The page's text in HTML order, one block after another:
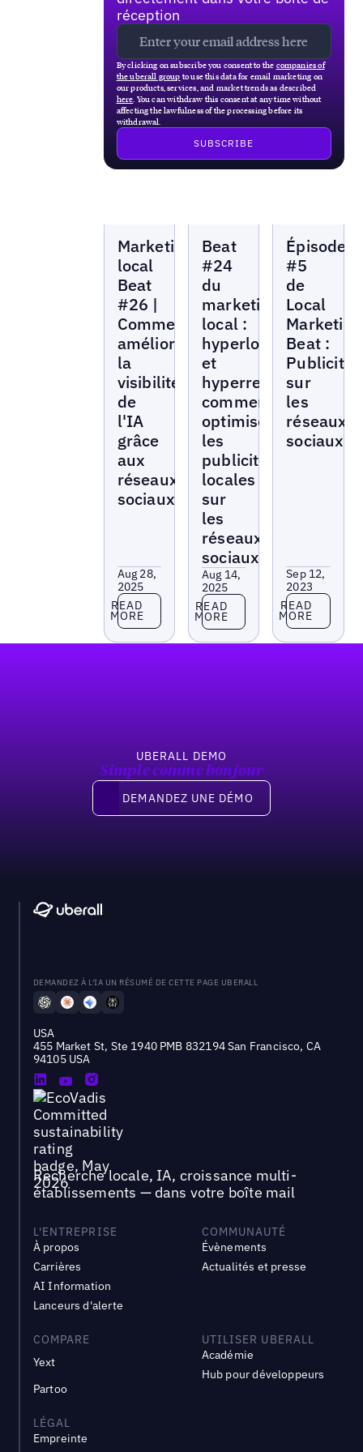
réception
By clicking on subscribe you consent to the companies of
the uberall group to use this data for email marketing on
our products, services, and market trends as described
here . You can withdraw this consent at any time without
affecting the lawfulness of the processing before its
withdrawal.
Marketing
Beat
Marketing
local
Beat
#26 |
Comment
améliorer
la
visibilité
de
l'IA
grâce
aux
réseaux
sociaux
Aug 28,
2025
Read more
READ
MORE
Marketing
Beat
Beat
#24
du
marketing
local :
hyperlocal
et
hyperrentable :
comment
optimiser
les
publicités
locales
sur
les
réseaux
sociaux
Aug 14,
2025
Read more
READ
MORE
Marketing
Beat
Épisode
#5
de
Local
Marketing
Beat :
Publicités
sur
les
réseaux
sociaux
Sep 12,
2023
Read more
READ
MORE
UBERALL DEMO
Simple comme bonjour
Demandez une démo
DEMANDEZ UNE DÉMO
DEMANDEZ À L'IA UN RÉSUMÉ DE CETTE PAGE UBERALL
USA
455 Market St, Ste 1940 PMB 832194 San Francisco, CA
94105 USA
Recherche locale, IA, croissance multi-
établissements — dans votre boîte mail
L'ENTREPRISE
À propos
Carrières
AI Information
Lanceurs d'alerte
COMMUNAUTÉ
Évènements
Actualités et presse
COMPARE
Yext
Partoo
UTILISER UBERALL
Académie
Hub pour développeurs
LÉGAL
Empreinte